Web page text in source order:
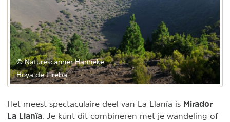
© Naturescanner Hanneke
Hoya de Fireba
Het meest spectaculaire deel van La Llanía is Mirador
La Llanïa. Je kunt dit combineren met je wandeling of